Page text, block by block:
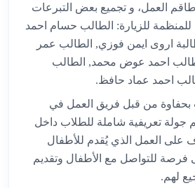
العمل، و تجميع بعض التبرعات
للزيارة: الطالب حسام احمد
اروى ايمن فوزي, الطالب عمر
احمد عوض محمد, الطالب
احمد عماد حافظ.
بحفاوة من قبل فريق العمل في
جولة تعريفية شاملة للطلاب داخل
على العمل الذي يُقدم للأطفال
فرصة للتواصل مع الأطفال وتقديم
لهم.